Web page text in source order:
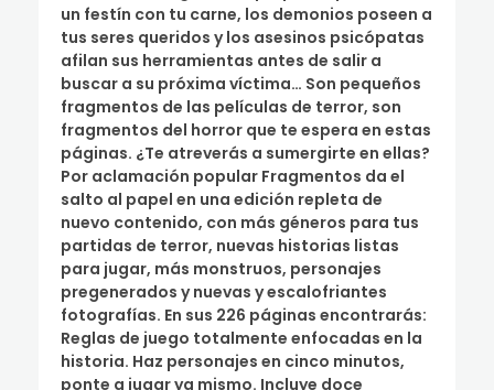
un festín con tu carne, los demonios poseen a
tus seres queridos y los asesinos psicópatas
afilan sus herramientas antes de salir a
buscar a su próxima víctima… Son pequeños
fragmentos de las películas de terror, son
fragmentos del horror que te espera en estas
páginas. ¿Te atreverás a sumergirte en ellas?
Por aclamación popular Fragmentos da el
salto al papel en una edición repleta de
nuevo contenido, con más géneros para tus
partidas de terror, nuevas historias listas
para jugar, más monstruos, personajes
pregenerados y nuevas y escalofriantes
fotografías. En sus 226 páginas encontrarás:
Reglas de juego totalmente enfocadas en la
historia. Haz personajes en cinco minutos,
ponte a jugar ya mismo. Incluye doce